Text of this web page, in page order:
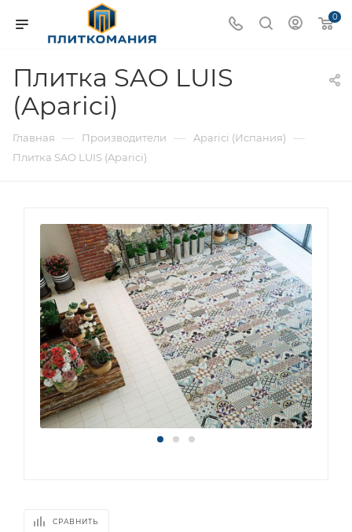
0
Плитка SAO LUIS
(Aparici)
Главная — Производители — Aparici (Испания) —
Плитка SAO LUIS (Aparici)
СРАВНИТЬ